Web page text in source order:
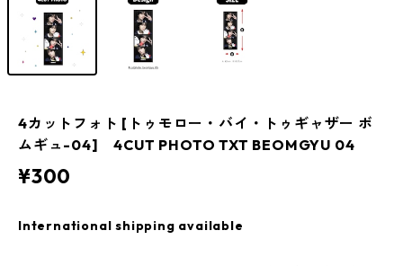
4カットフォト [トゥモロー・バイ・トゥギャザー ボ
ムギュ-04] 4CUT PHOTO TXT BEOMGYU 04
¥300
International shipping available